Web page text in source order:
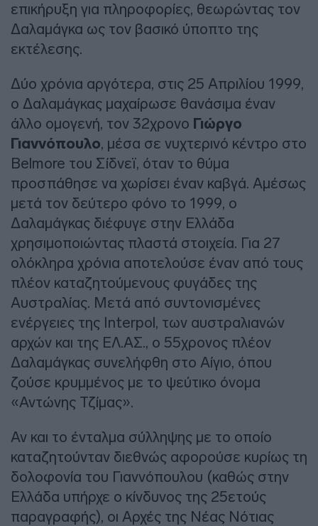
επικήρυξη για πληροφορίες, θεωρώντας τον
Δαλαμάγκα ως τον βασικό ύποπτο της
εκτέλεσης.
Δύο χρόνια αργότερα, στις 25 Απριλίου 1999,
ο Δαλαμάγκας μαχαίρωσε θανάσιμα έναν
άλλο ομογενή, τον 32χρονο Γιώργο
Γιαννόπουλο, μέσα σε νυχτερινό κέντρο στο
Belmore του Σίδνεϊ, όταν το θύμα
προσπάθησε να χωρίσει έναν καβγά. Αμέσως
μετά τον δεύτερο φόνο το 1999, ο
Δαλαμάγκας διέφυγε στην Ελλάδα
χρησιμοποιώντας πλαστά στοιχεία. Για 27
ολόκληρα χρόνια αποτελούσε έναν από τους
πλέον καταζητούμενους φυγάδες της
Αυστραλίας. Μετά από συντονισμένες
ενέργειες της Interpol, των αυστραλιανών
αρχών και της ΕΛ.ΑΣ., ο 55χρονος πλέον
Δαλαμάγκας συνελήφθη στο Αίγιο, όπου
ζούσε κρυμμένος με το ψεύτικο όνομα
«Αντώνης Τζίμας».
Αν και το ένταλμα σύλληψης με το οποίο
καταζητούνταν διεθνώς αφορούσε κυρίως τη
δολοφονία του Γιαννόπουλου (καθώς στην
Ελλάδα υπήρχε ο κίνδυνος της 25ετούς
παραγραφής), οι Αρχές της Νέας Νότιας